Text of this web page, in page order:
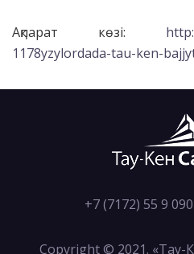
Ақпарат көзі:
1178yzylordada-tau-ken-
+7 (7172) 55 9 090
Copyright © 2021. «Тау-